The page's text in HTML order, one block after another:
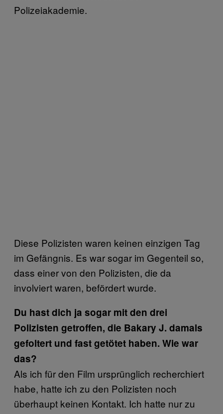
Polizeiakademie.
Diese Polizisten waren keinen einzigen Tag
im Gefängnis. Es war sogar im Gegenteil so,
dass einer von den Polizisten, die da
involviert waren, befördert wurde.
Du hast dich ja sogar mit den drei
Polizisten getroffen, die Bakary J. damals
gefoltert und fast getötet haben. Wie war
das?
Als ich für den Film ursprünglich recherchiert
habe, hatte ich zu den Polizisten noch
überhaupt keinen Kontakt. Ich hatte nur zu